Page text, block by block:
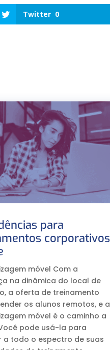
Twitter 0
para
corporativos
móvel Com a
na dinâmica do local de
a oferta de treinamento
os alunos remotos, e a
móvel é o caminho a
pode usá-la para
a todo o espectro de suas